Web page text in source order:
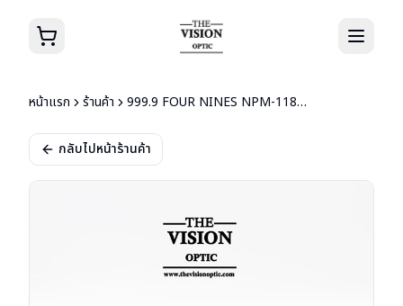
หน้าแรก ร้านค้า 999.9 FOUR NINES NPM-118 9301
กลับไปหน้าร้านค้า